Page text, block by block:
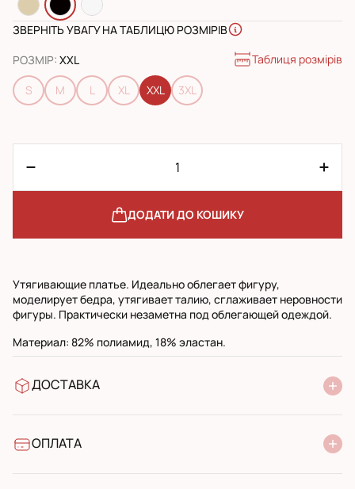
ЗВЕРНІТЬ УВАГУ НА ТАБЛИЦЮ РОЗМІРІВ
РОЗМІР: XXL Таблиця розмірів
S M L XL XXL 3XL
ДОДАТИ ДО КОШИКУ
Утягивающие платье. Идеально облегает фигуру,
моделирует бедра, утягивает талию, сглаживает неровности
фигуры. Практически незаметна под облегающей одеждой.
Материал: 82% полиамид, 18% эластан.
ДОСТАВКА
УкрПошта стандарт
ОПЛАТА
Банківський переказ